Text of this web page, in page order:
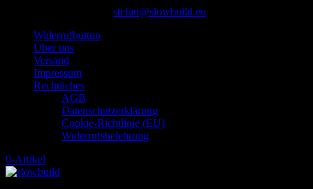
stefan@slowbuild.eu
Widerrufbutton
Über uns
Versand
Impressum
Rechtliches
AGB
Datenschutzerklärung
Cookie-Richtlinie (EU)
Widerrufsbelehrung
0-Artikel